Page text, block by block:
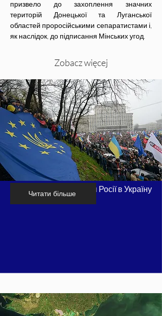
призвело до захоплення значних
територій Донецької та Луганської
областей проросійськими сепаратистами і,
як наслідок, до підписання Мінських угод.
Zobacz więcej
Хронологія вторгнення Росії в Україну
Читати більше